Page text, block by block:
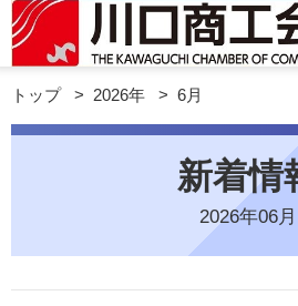
トップ> 2026年 > 6月
新着情
2026年06月